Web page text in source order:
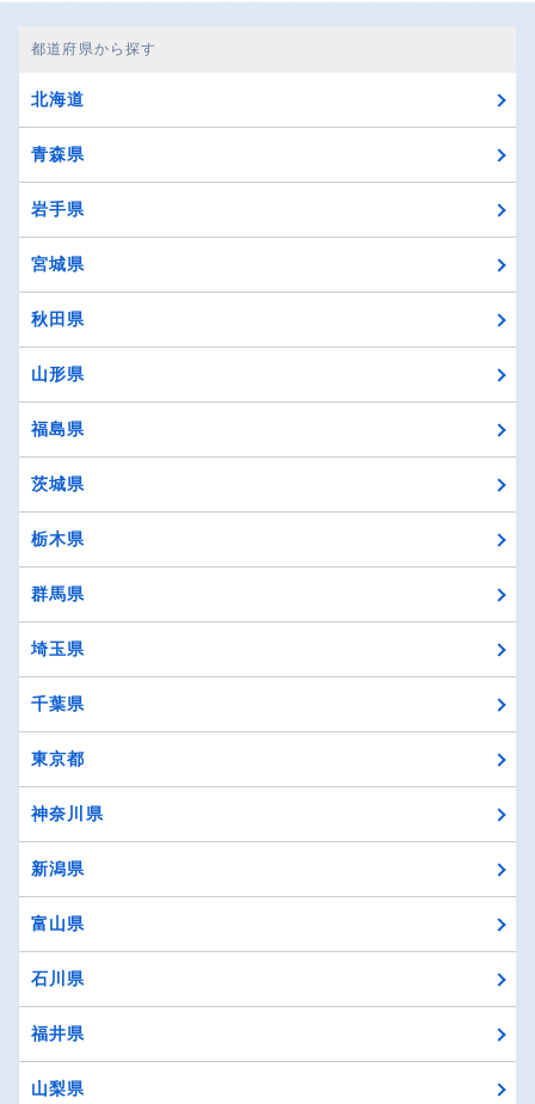
都道府県から探す
北海道
青森県
岩手県
宮城県
秋田県
山形県
福島県
茨城県
栃木県
群馬県
埼玉県
千葉県
東京都
神奈川県
新潟県
富山県
石川県
福井県
山梨県